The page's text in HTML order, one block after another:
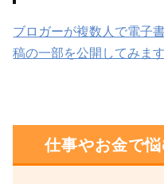
ブロガーが複数人で電子
稿の一部を公開してみます
仕事やお金で